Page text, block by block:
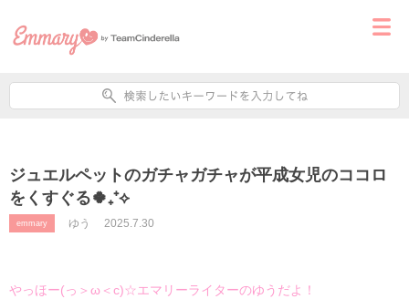
ジュエルペットのガチャガチャが平成女児のココロ
をくすぐる🍀₊⁺⟡
emmary ゆう 2025.7.30
やっほー(っ＞ω＜c)☆エマリーライターのゆうだよ！